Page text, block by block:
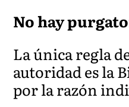
No hay
La única regla
autoridad es la
por la razón